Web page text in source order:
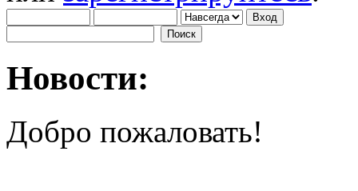
Новости:
Добро пожаловать!